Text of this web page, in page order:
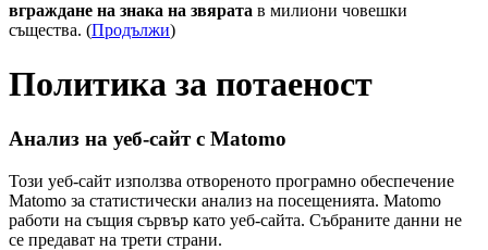
вграждане на знака на звярата в милиони човешки
същества. (Продължи)
Политика за потаеност
Анализ на уеб-сайт с Matomo
Този уеб-сайт използва отвореното програмно обеспечение
Matomo за статистически анализ на посещенията. Matomo
работи на същия сървър като уеб-сайта. Събраните данни не
се предават на трети страни.